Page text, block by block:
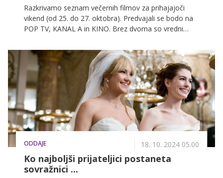
Razkrivamo seznam večernih filmov za prihajajoči
vikend (od 25. do 27. oktobra). Predvajali se bodo na
POP TV, KANAL A in KINO. Brez dvoma so vredni
ODDAJE 18. 10. 2024 05.00
Ko najboljši prijateljici postaneta
sovražnici ...